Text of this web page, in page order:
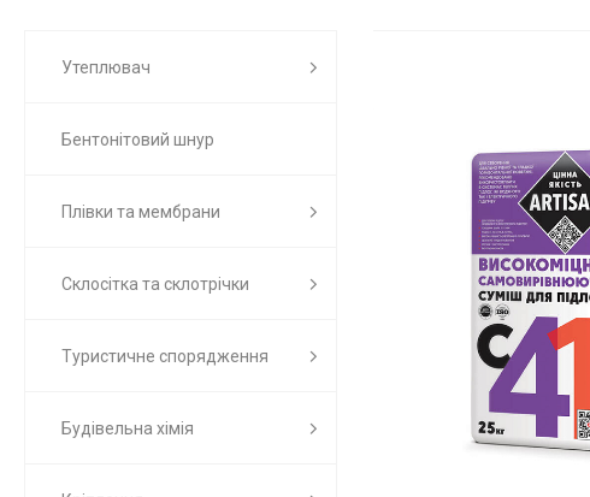
Утеплювач
Бентонітовий шнур
Плівки та мембрани
Склосітка та склотрічки
Туристичне спорядження
Будівельна хімія